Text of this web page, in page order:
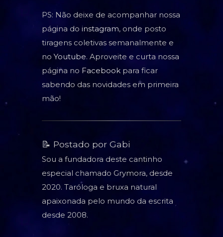
PS: Não deixe de acompanhar nossa
página do instagram, onde posto
tiragens coletivas semanalmente e
no Youtube. Aproveite e curta nossa
página no Facebook para ficar
sabendo das novidades em primeira
mão!
📝 Postado por Gabi
Sou a fundadora deste cantinho
especial chamado Grymora, desde
2020. Taróloga e bruxa natural
apaixonada pelo mundo da escrita
desde 2008.